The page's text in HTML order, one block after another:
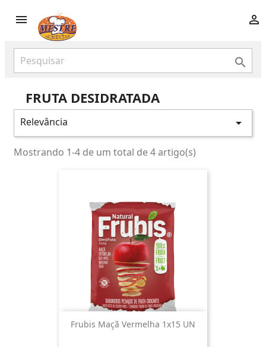
 

FRUTA DESIDRATADA
Relevância 
Mostrando 1-4 de um total de 4 artigo(s)
Frubis Maçã Vermelha 1x15 UN